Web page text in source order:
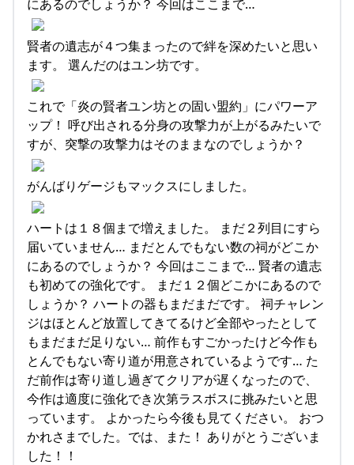
にあるのでしょうか？ 今回はここまで…
賢者の遺志が４つ集まったので絆を深めたいと思い
ます。 選んだのはユン坊です。
これで「炎の賢者ユン坊との固い盟約」にパワーア
ップ！ 呼び出される分身の攻撃力が上がるみたいで
すが、突撃の攻撃力はそのままなのでしょうか？
がんばりゲージもマックスにしました。
ハートは１８個まで増えました。 まだ２列目にすら
届いていません… まだとんでもない数の祠がどこか
にあるのでしょうか？ 今回はここまで… 賢者の遺志
も初めての強化です。 まだ１２個どこかにあるので
しょうか？ ハートの器もまだまだです。 祠チャレン
ジはほとんど放置してきてるけど全部やったとして
もまだまだ足りない… 前作もすごかったけど今作も
とんでもない寄り道が用意されているようです… た
だ前作は寄り道し過ぎてクリアが遅くなったので、
今作は適度に強化でき次第ラスボスに挑みたいと思
っています。 よかったら今後も見てください。 おつ
かれさまでした。では、また！ ありがとうございま
した！！